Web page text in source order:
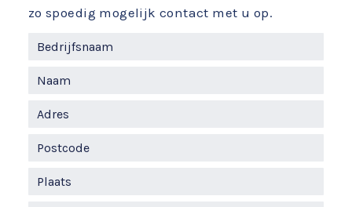
zo spoedig mogelijk contact met u op.